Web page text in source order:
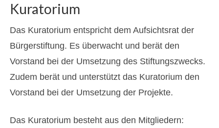
Kuratorium
Das Kuratorium entspricht dem Aufsichtsrat der
Bürgerstiftung. Es überwacht und berät den
Vorstand bei der Umsetzung des Stiftungszwecks.
Zudem berät und unterstützt das Kuratorium den
Vorstand bei der Umsetzung der Projekte.
Das Kuratorium besteht aus den Mitgliedern: